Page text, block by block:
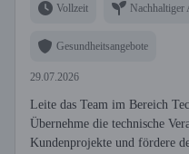
Vollzeit Nachhaltiger
Gesundheitsangebote
29.07.2026
Leite das Team im Bereich
Übernehme die technische
Kundenprojekte und fördere